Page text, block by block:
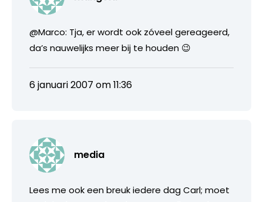
@Marco: Tja, er wordt ook zóveel gereageerd,
da’s nauwelijks meer bij te houden 😉
6 januari 2007 om 11:36
media
Lees me ook een breuk iedere dag Carl; moet